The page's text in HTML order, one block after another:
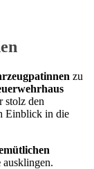
zu
stolz den
Einblick in die
ausklingen.